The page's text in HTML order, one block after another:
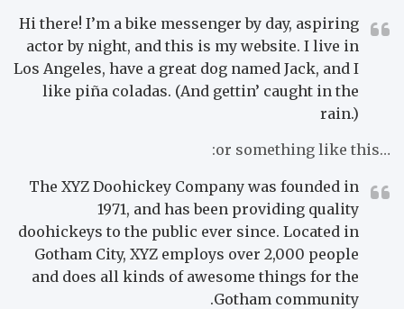
Hi there! I’m a bike messenger by day, aspiring
actor by night, and this is my website. I live in
Los Angeles, have a great dog named Jack, and I
like piña coladas. (And gettin’ caught in the
rain.)
…or something like this:
The XYZ Doohickey Company was founded in
1971, and has been providing quality
doohickeys to the public ever since. Located in
Gotham City, XYZ employs over 2,000 people
and does all kinds of awesome things for the
Gotham community.